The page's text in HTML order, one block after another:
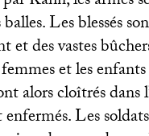
Les blessés
et des vastes
et les
alors cloîtrés dans
enfermés. Les